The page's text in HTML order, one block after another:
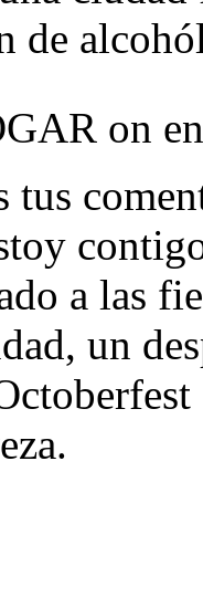
de
on
tus
a las
un